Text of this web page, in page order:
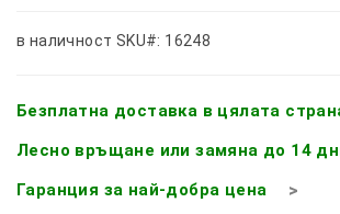
в наличност SKU#: 16248
Безплатна доставка в цялата
Лесно връщане или замяна до 14
Гаранция за най-добра цена